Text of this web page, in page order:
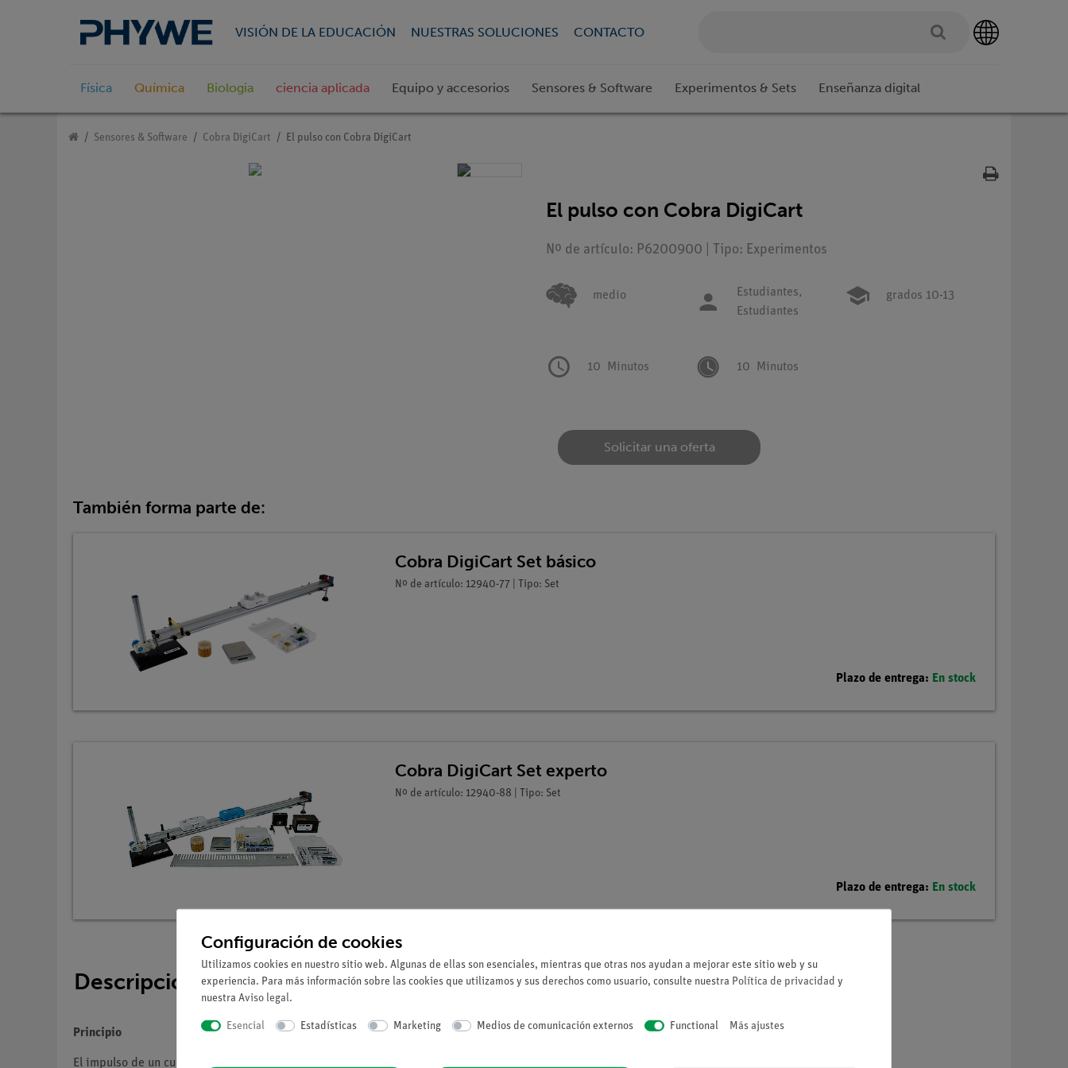
VISIÓN DE LA EDUCACIÓN NUESTRAS SOLUCIONES CONTACTO
Física Química Biologia ciencia aplicada Equipo y accesorios Sensores & Software Experimentos & Sets Enseñanza digital
Sensores & Software Cobra DigiCart El pulso con Cobra DigiCart
El pulso con Cobra DigiCart
Nº de artículo: P6200900 | Tipo: Experimentos
medio
Estudiantes,
Estudiantes
grados 10-13
10 Minutos 10 Minutos
Solicitar una oferta
También forma parte de:
Cobra DigiCart Set básico
Nº de artículo: 12940-77 | Tipo: Set
Plazo de entrega: En stock
Cobra DigiCart Set experto
Nº de artículo: 12940-88 | Tipo: Set
Plazo de entrega: En stock
Descripción
Principio
El impulso de un cuerpo en movimiento se define como el producto de su masa y su velocidad.
Configuración de cookies
Utilizamos cookies en nuestro sitio web. Algunas de ellas son esenciales, mientras que otras nos ayudan a mejorar este sitio web y su
experiencia. Para más información sobre las cookies que utilizamos y sus derechos como usuario, consulte nuestra Política de privacidad y
nuestra Aviso legal.
Esencial Estadísticas Marketing Medios de comunicación externos Functional Más ajustes